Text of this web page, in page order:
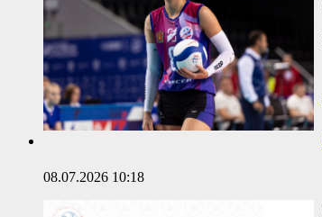
08.07.2026 10:18